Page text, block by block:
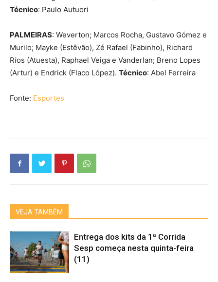
Técnico: Paulo Autuori
PALMEIRAS: Weverton; Marcos Rocha, Gustavo Gómez e
Murilo; Mayke (Estêvão), Zé Rafael (Fabinho), Richard
Ríos (Atuesta), Raphael Veiga e Vanderlan; Breno Lopes
(Artur) e Endrick (Flaco López). Técnico: Abel Ferreira
Fonte: Esportes
VEJA TAMBÉM
Entrega dos kits da 1ª Corrida
Sesp começa nesta quinta-feira
(11)